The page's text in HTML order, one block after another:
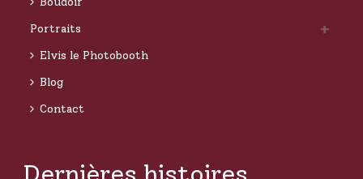
Portraits
Elvis le Photobooth
Blog
Contact